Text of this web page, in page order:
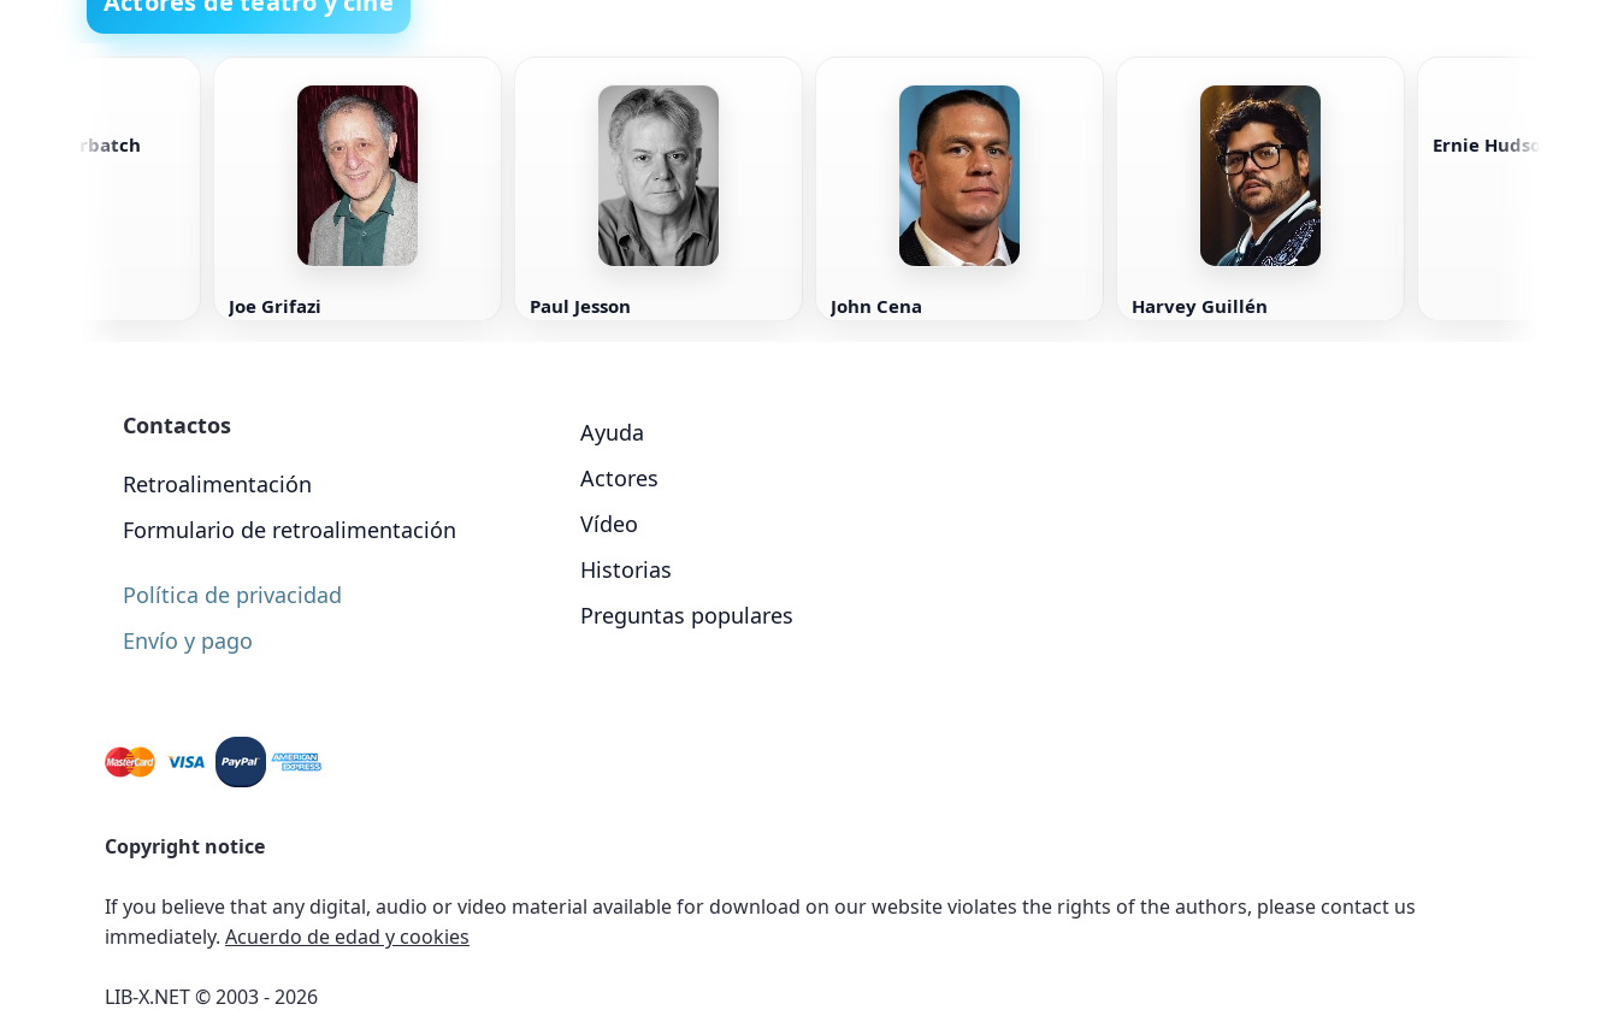
Cumberbatch
Joe Grifazi Paul Jesson John Cena Harvey Guillén
Ernie Hudson
Contactos
Retroalimentación
Formulario de retroalimentación
Política de privacidad
Envío y pago
Ayuda
Actores
Vídeo
Historias
Preguntas populares
Copyright notice
If you believe that any digital, audio or video material available for download on our website violates the rights of the authors, please contact us
immediately. Acuerdo de edad y cookies
LIB-X.NET © 2003 - 2026